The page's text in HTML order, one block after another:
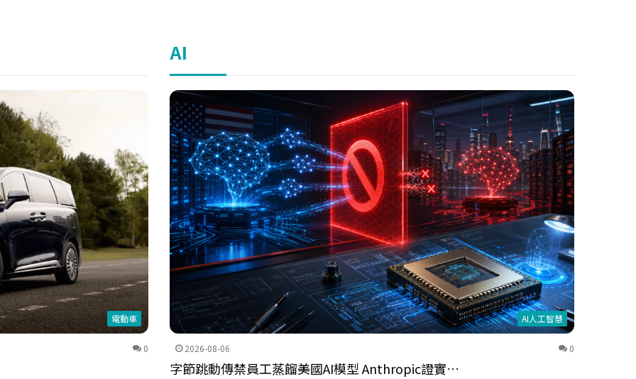
邀請到資策會 MIC 產業分析師柳育林，從技術現況、市場格局、殺手級照護應用到隱私風險，
帶你看這場從口袋到臉上的硬體革命，正在如何發生？ 【製作團隊】 1111人力銀行 x 科技島
Tech Nice 拍攝 黃本洋 主持 鄧天心 後製/整理 鄧天心
科技類「職缺百科」
https://www.technice.com.tw/techjob-wiki/
科技島臉書
https://www.facebook.com/technicenews/
科技島LINE@
https://line.me/R/ti/p/@089dhqbg?
from=page&accountId=089dhqbg&openQrModal=true
更多完整內容，請上科技島官
網。 https://www.technice.com.tw/ -- Hosting provided by SoundOn
電動車
0
AI
AI人工智慧
2026-08-06 0
字節跳動傳禁員工蒸餾美國AI模型 Anthropic證實…